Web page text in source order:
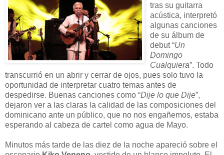
tras su guitarra
acústica, interpretó
algunas canciones
de su álbum de
debut “Un
Domingo
Cualquiera”. Todo
transcurrió en un abrir y cerrar de ojos, pues solo tuvo la
oportunidad de interpretar cuatro temas antes de
despedirse. Buenas canciones como “Dije lo que Dije”,
dejaron ver a las claras la calidad de las composiciones del
dominicano ante un público, que no nos engañemos, estaba
esperando al cabeza de cartel como agua de Mayo.
Minutos más tarde de las diez de la noche apareció sobre el